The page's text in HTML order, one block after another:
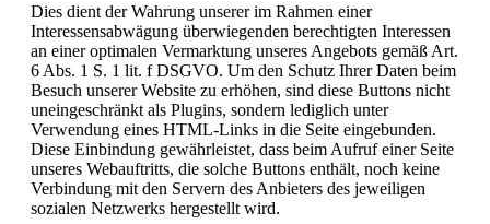
Dies dient der Wahrung unserer im Rahmen einer
Interessensabwägung überwiegenden berechtigten Interessen
an einer optimalen Vermarktung unseres Angebots gemäß Art.
6 Abs. 1 S. 1 lit. f DSGVO. Um den Schutz Ihrer Daten beim
Besuch unserer Website zu erhöhen, sind diese Buttons nicht
uneingeschränkt als Plugins, sondern lediglich unter
Verwendung eines HTML-Links in die Seite eingebunden.
Diese Einbindung gewährleistet, dass beim Aufruf einer Seite
unseres Webauftritts, die solche Buttons enthält, noch keine
Verbindung mit den Servern des Anbieters des jeweiligen
sozialen Netzwerks hergestellt wird.